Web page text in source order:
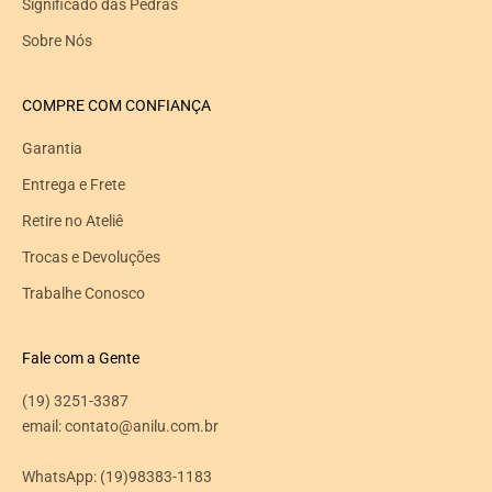
Significado das Pedras
Sobre Nós
COMPRE COM CONFIANÇA
Garantia
Entrega e Frete
Retire no Ateliê
Trocas e Devoluções
Trabalhe Conosco
Fale com a Gente
(19) 3251-3387
email: contato@anilu.com.br
WhatsApp: (19)98383-1183